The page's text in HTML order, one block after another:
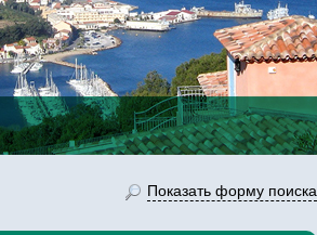
Показать форму поиска